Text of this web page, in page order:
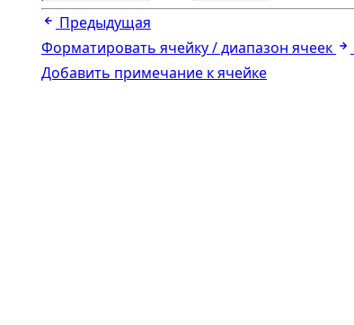
Предыдущая
Форматировать ячейку / диапазон ячеек
Добавить примечание к ячейке